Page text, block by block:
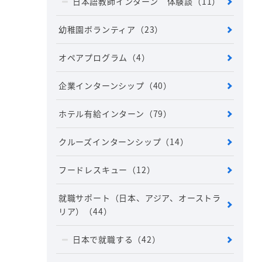
幼稚園ボランティア （23）
オペアプログラム （4）
企業インターンシップ （40）
ホテル有給インターン （79）
クルーズインターンシップ （14）
フードレスキュー （12）
就職サポート（日本、アジア、オーストラ
リア）
（44）
日本で就職する （42）